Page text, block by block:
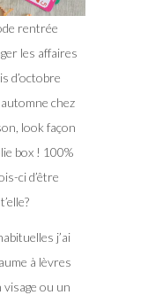
rentrée
les affaires
d’octobre
chez
look façon
box ! 100%
ci d’être
j’ai
à lèvres
ou un